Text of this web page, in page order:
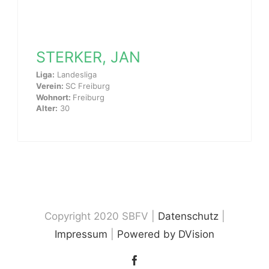
STERKER, JAN
Liga: Landesliga
Verein: SC Freiburg
Wohnort: Freiburg
Alter: 30
Copyright 2020 SBFV | Datenschutz|
Impressum
Powered by DVision